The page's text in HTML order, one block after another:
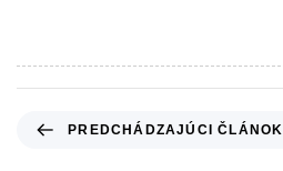
PREDCHÁDZAJÚCI ČLÁNOK